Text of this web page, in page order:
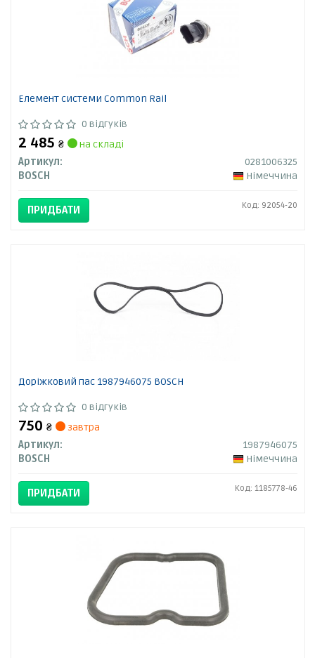
Елемент системи Common Rail
0 відгуків
2 485 ₴
на складі
Артикул:
0281006325
BOSCH
Німеччина
ПРИДБАТИ Код: 92054-20
Доріжковий пас 1987946075 BOSCH
0 відгуків
750 ₴
завтра
Артикул:
1987946075
BOSCH
Німеччина
ПРИДБАТИ Код: 1185778-46